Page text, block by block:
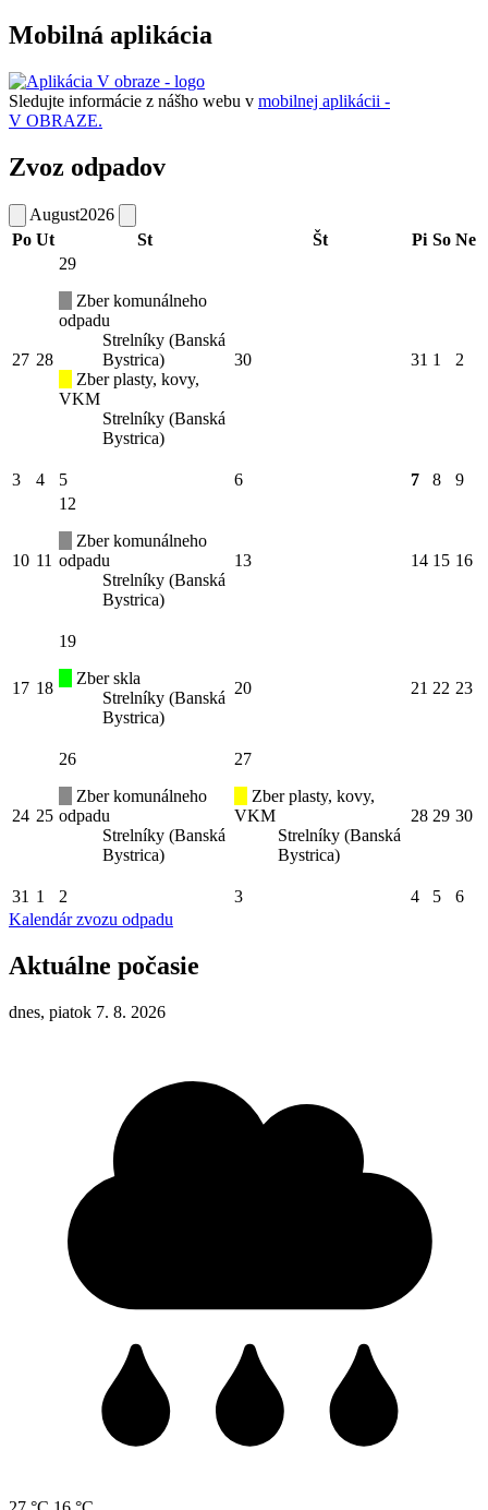
Mobilná aplikácia
Sledujte informácie z nášho webu v mobilnej aplikácii -
V OBRAZE.
Zvoz odpadov
August2026
Po Ut St Št Pi So Ne
27 28
29
Zber komunálneho
odpadu
Strelníky (Banská
Bystrica)
Zber plasty, kovy,
VKM
Strelníky (Banská
Bystrica)
30 31 1 2
3 4 5 6 7 8 9
10 11
12
Zber komunálneho
odpadu
Strelníky (Banská
Bystrica)
13 14 15 16
17 18
19
Zber skla
Strelníky (Banská
Bystrica)
20 21 22 23
24 25
26
Zber komunálneho
odpadu
Strelníky (Banská
Bystrica)
27
Zber plasty, kovy,
VKM
Strelníky (Banská
Bystrica)
28 29 30
31 1 2 3 4 5
6
Kalendár zvozu odpadu
Aktuálne počasie
dnes, piatok 7. 8. 2026